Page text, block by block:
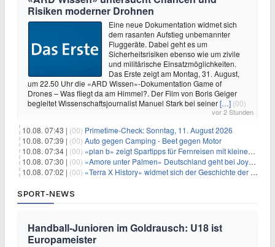
Risiken moderner Drohnen
Eine neue Dokumentation widmet sich
dem rasanten Aufstieg unbemannter
Fluggeräte. Dabei geht es um
Sicherheitsrisiken ebenso wie um zivile
und militärische Einsatzmöglichkeiten.
Das Erste zeigt am Montag, 31. August,
um 22.50 Uhr die «ARD Wissen»-Dokumentation Game of
Drones – Was fliegt da am Himmel?. Der Film von Boris Geiger
begleitet Wissenschaftsjournalist Manuel Stark bei seiner[…] (00)
vor 2 Stunden
10.08. 07:43 | (00) Primetime-Check: Sonntag, 11. August 2026
10.08. 07:39 | (00) Auto gegen Camping - Beet gegen Motor
10.08. 07:34 | (00) «plan b» zeigt Spartipps für Fernreisen mit kleinem Budget
10.08. 07:30 | (00) «Amore unter Palmen» Deutschland geht bei Joyn weiter
10.08. 07:02 | (00) «Terra X History» widmet sich der Geschichte der deutschen Vereine
SPORT-NEWS
Handball-Junioren im Goldrausch: U18 ist
Europameister